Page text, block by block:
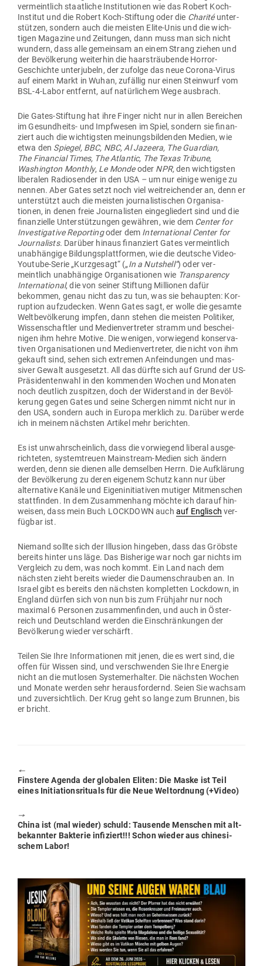
ver­meintlich staat­liche Insti­tu­tionen wie das Robert Koch-
Institut und die Robert Koch-Stiftung oder die Charitéunter­
stützen, sondern auch die meisten Elite-Unis und die wich­
tigen Magazine und Zei­tungen, dann muss man sich nicht
wundern, dass alle gemeinsam an einem Strang ziehen und
der Bevöl­kerung wei­terhin die haar­sträu­bende Horror-
Geschichte unter­jubeln, der zufolge das neue Corona-Virus
auf einem Markt in Wuhan, zufällig nur einen Steinwurf vom
BSL-4-Labor ent­fernt, auf natür­lichem Wege ausbrach.
Die Gates-Stiftung hat ihre Finger nicht nur in allen Bereichen
im Gesund­heits- und Impf­wesen im Spiel, sondern sie finan­
ziert auch die wich­tigsten mei­nungs­bil­denden Medien, wie
etwa den Spiegel, BBC, NBC, Al Jazeera, The Guardian,
The Financial Times, The Atlantic, The Texas Tribune,
Washington Monthly, Le Mondeoder NPR,den wich­tigsten
libe­ralen Radio­sender in den USA – um nur einige wenige zu
nennen. Aber Gates setzt noch viel weit­rei­chender an, denn er
unter­stützt auch die meisten jour­na­lis­ti­schen Orga­ni­sa­
tionen, in denen freie Jour­na­listen ein­ge­gliedert sind und die
finan­zielle Unter­stüt­zungen gewähren, wie dem Center for
Inves­ti­gative Reportingoder dem Inter­na­tional Center for
Jour­na­lists. Darüber hinaus finan­ziert Gates ver­meintlich
unab­hängige Bil­dungs­platt­formen, wie die deutsche Video-
Youtube-Serie „Kurz­gesagt“ („In a Nutshell“) oder ver­
meintlich unab­hängige Orga­ni­sa­tionen wie Trans­pa­rency
Inter­na­tional, die von seiner Stiftung Mil­lionen dafür
bekommen, genau nicht das zu tun, was sie behaupten: Kor­
ruption auf­zu­decken. Wenn Gates sagt, er wolle die gesamte
Welt­be­völ­kerung impfen, dann stehen die meisten Poli­tiker,
Wis­sen­schaftler und Medi­en­ver­treter stramm und beschei­
nigen ihm hehre Motive. Die wenigen, vor­wiegend kon­ser­va­
tiven Orga­ni­sa­tionen und Medi­en­ver­treter, die nicht von ihm
gekauft sind, sehen sich extremen Anfein­dungen und mas­
siver Gewalt aus­ge­setzt. All das dürfte sich auf Grund der US-
Prä­si­den­tenwahl in den kom­menden Wochen und Monaten
noch deutlich zuspitzen, doch der Wider­stand in der Bevöl­
kerung gegen Gates und seine Schergen nimmt nicht nur in
den USA, sondern auch in Europa merklich zu. Darüber werde
ich in meinem nächsten Artikel mehr berichten.
Es ist unwahr­scheinlich, dass die vor­wiegend liberal aus­ge­
rich­teten, sys­tem­treuen Main­stream-Medien sich ändern
werden, denn sie dienen alle dem­selben Herrn. Die Auf­klärung
der Bevöl­kerung zu deren eigenem Schutz kann nur über
alter­native Kanäle und Eigen­in­itia­tiven mutiger Mit­men­schen
statt­finden. In dem Zusam­menhang möchte ich darauf hin­
weisen, dass mein Buch LOCKDOWN auch auf Eng­lisch ver­
fügbar ist.
Niemand sollte sich der Illusion hin­geben, dass das Gröbste
bereits hinter uns läge. Das Bis­herige war noch gar nichts im
Ver­gleich zu dem, was noch kommt. Ein Land nach dem
nächsten zieht bereits wieder die Dau­men­schrauben an. In
Israel gibt es bereits den nächsten kom­pletten Lockdown, in
England dürfen sich von nun bis zum Frühjahr nur noch
maximal 6 Per­sonen zusam­men­finden, und auch in Öster­
reich und Deutschland werden die Ein­schrän­kungen der
Bevöl­kerung wieder verschärft.
Teilen Sie Ihre Infor­ma­tionen mit jenen, die es wert sind, die
offen für Wissen sind, und ver­schwenden Sie Ihre Energie
nicht an die mut­losen Sys­tem­er­halter. Die nächsten Wochen
und Monate werden sehr her­aus­for­dernd. Seien Sie wachsam
und zuver­sichtlich. Der Krug geht so lange zum Brunnen, bis
er bricht.
🠔
Previous
post:
Finstere Agenda der glo­balen Eliten: Die Maske ist Teil
eines Initia­ti­ons­ri­tuals für die Neue Welt­ordnung (+Video)
🠖
Next
post:
China ist (mal wieder) schuld: Tau­sende Men­schen mit alt­
be­kannter Bak­terie infi­ziert!!! Schon wieder aus chi­ne­si­
schem Labor!